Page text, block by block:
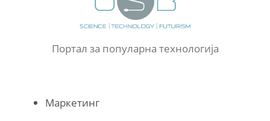
Портал за популарна технологија
Маркетинг